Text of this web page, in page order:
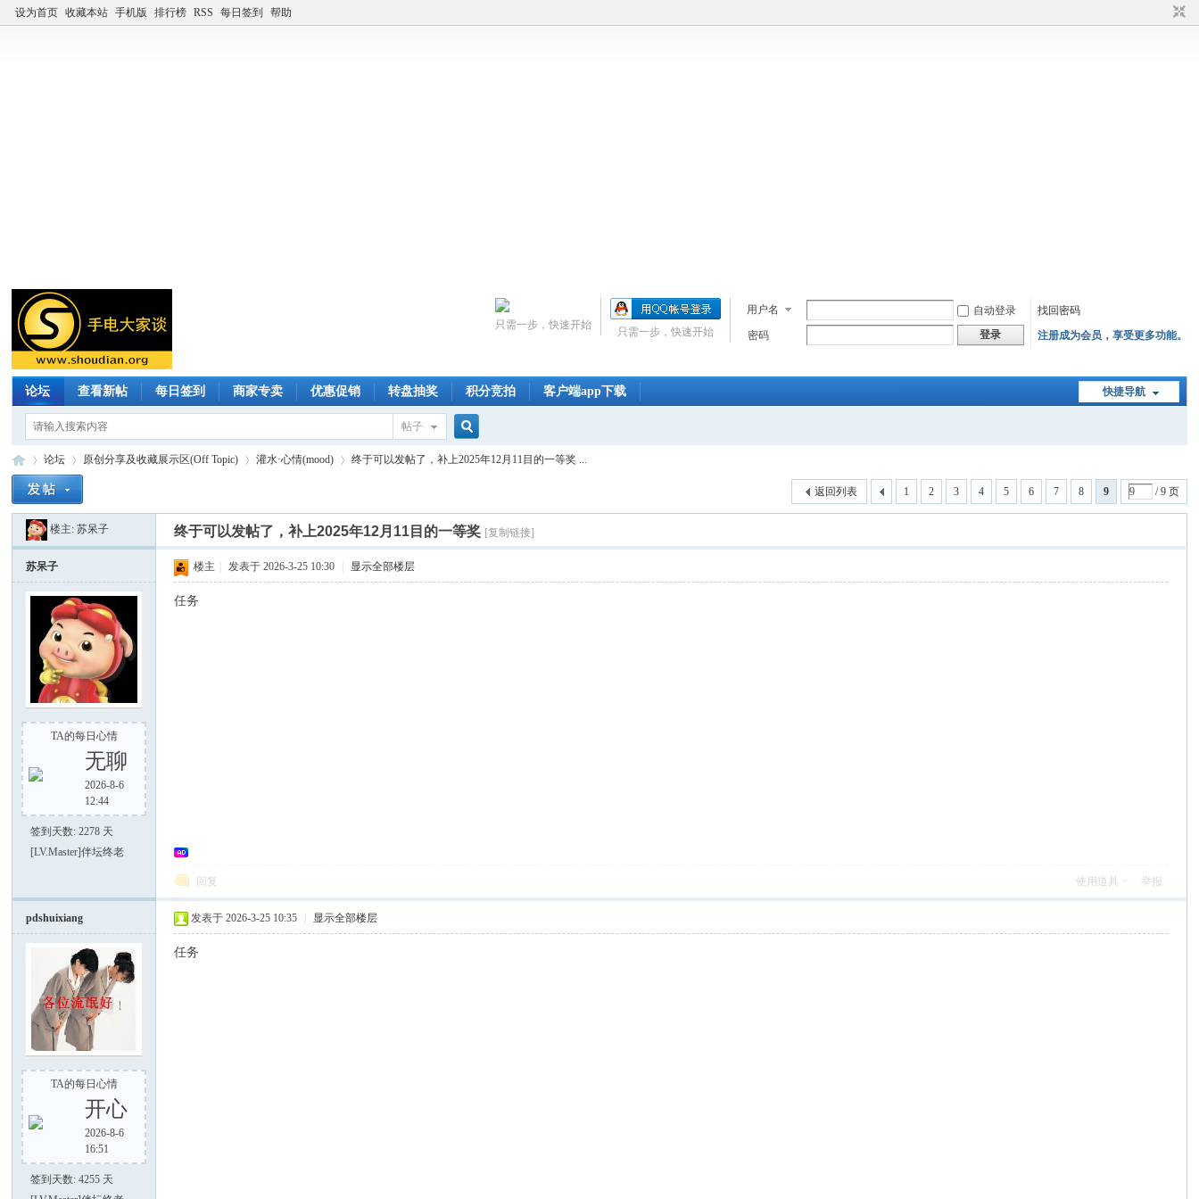
设为首页 收藏本站 手机版 排行榜 RSS 每日签到 帮助
用户名 自动登录
找回密码
密码
登录 注册成为会员，享受更多功能。
只需一步，快速开始
只需一步，快速开始
快捷导航
论坛 查看新帖 每日签到 商家专卖 优惠促销 转盘抽奖 积分竞拍 客户端app下载
帖子
搜
索
家
»
论坛
›
原创分享及收藏展示区(Off Topic)
›
灌水·心情(mood)
›
终于可以发帖了，补上2025年12月11目的一等奖 ...
1 2 3 4 5 6 7 8 9 / 9 页
返回列表
楼主:苏呆子 终于可以发帖了，补上2025年12月11目的一等奖 [复制链接]
苏呆子
TA的每日心情
无聊
2026-8-6
12:44
签到天数: 2278 天
[LV.Master]伴坛终老
楼主 发表于 2026-3-25 10:30 显示全部楼层
任务
回复 使用道具 举报
pdshuixiang
TA的每日心情
开心
2026-8-6
16:51
签到天数: 4255 天
发表于 2026-3-25 10:35 显示全部楼层
任务